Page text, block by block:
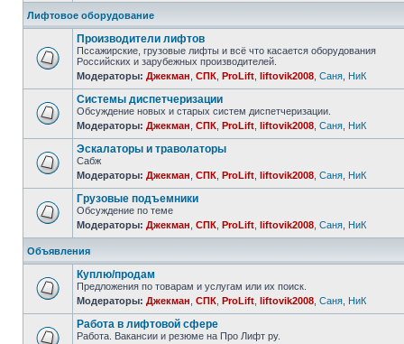
Лифтовое оборудование
Производители лифтов
Пссажирские, грузовые лифты и всё что касается оборудования
Российских и зарубежных производителей.
Модераторы: Джекман СПК ProLift liftovik2008 Саня НиК
Системы диспетчеризации
Обсуждение новых и старых систем диспетчеризации.
Модераторы: Джекман СПК ProLift liftovik2008 Саня НиК
Эскалаторы и траволаторы
Сабж
Модераторы: Джекман СПК ProLift liftovik2008 Саня НиК
Грузовые подъемники
Обсуждение по теме
Модераторы: Джекман СПК ProLift liftovik2008 Саня НиК
Объявления
Куплю/продам
Предложения по товарам и услугам или их поиск.
Модераторы: Джекман СПК ProLift liftovik2008 Саня НиК
Работа в лифтовой сфере
Работа. Вакансии и резюме на Про Лифт ру.